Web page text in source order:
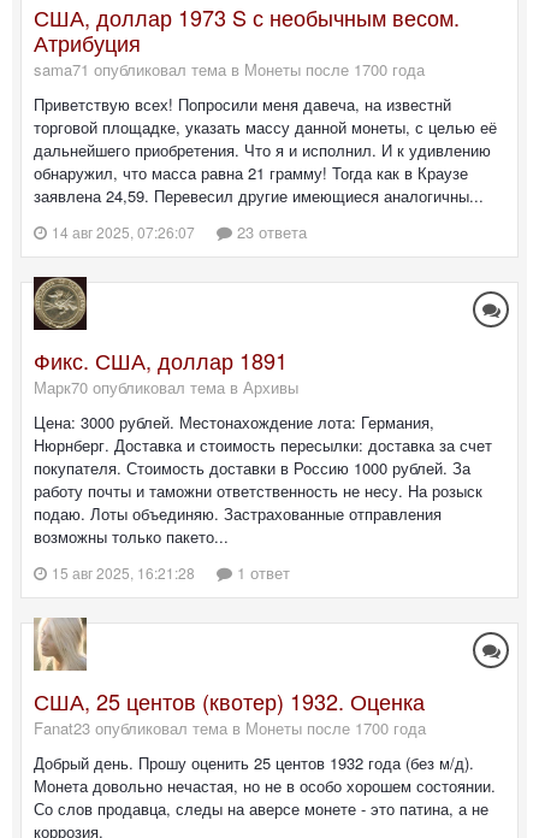
США, доллар 1973 S с необычным весом.
Атрибуция
sama71 опубликовал тема в Монеты после 1700 года
Приветствую всех! Попросили меня давеча, на известнй
торговой площадке, указать массу данной монеты, с целью её
дальнейшего приобретения. Что я и исполнил. И к удивлению
обнаружил, что масса равна 21 грамму! Тогда как в Краузе
заявлена 24,59. Перевесил другие имеющиеся аналогичны...
14 авг 2025, 07:26:07 23 ответа
Фикс. США, доллар 1891
Марк70 опубликовал тема в Архивы
Цена: 3000 рублей. Местонахождение лота: Германия,
Нюрнберг. Доставка и стоимость пересылки: доставка за счет
покупателя. Стоимость доставки в Россию 1000 рублей. За
работу почты и таможни ответственность не несу. На розыск
подаю. Лоты объединяю. Застрахованные отправления
возможны только пакето...
15 авг 2025, 16:21:28 1 ответ
США, 25 центов (квотер) 1932. Оценка
Fanat23 опубликовал тема в Монеты после 1700 года
Добрый день. Прошу оценить 25 центов 1932 года (без м/д).
Монета довольно нечастая, но не в особо хорошем состоянии.
Со слов продавца, следы на аверсе монете - это патина, а не
коррозия.